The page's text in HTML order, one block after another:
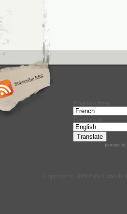
Translate from:
Translate to:
Powered by